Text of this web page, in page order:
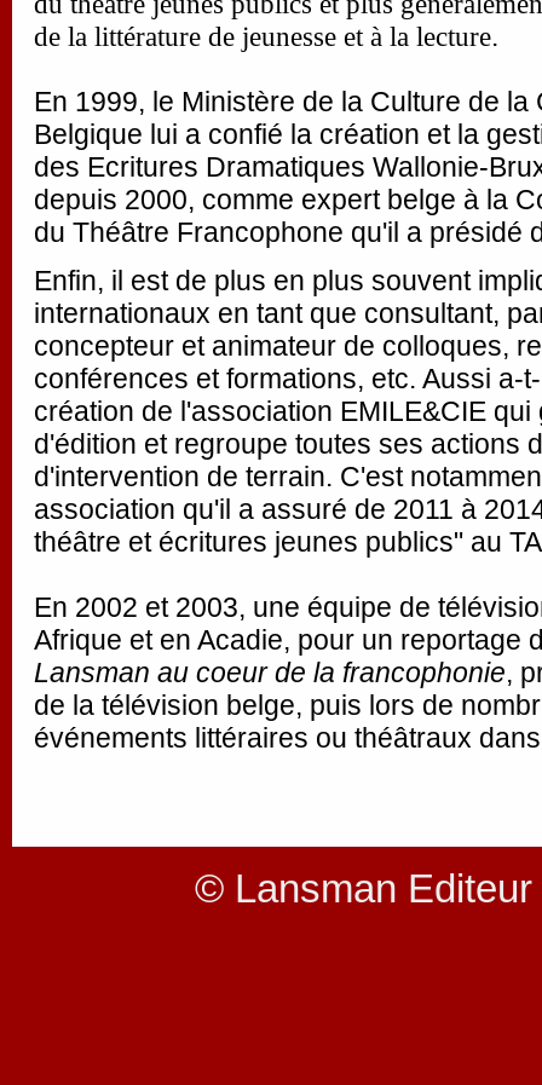
de la littérature de jeunesse et à la lecture.
En 1999, le Ministère de la Culture de
Belgique lui a confié la création et la
des Ecritures Dramatiques Wallonie-
depuis 2000, comme expert belge à la
du Théâtre Francophone qu'il a
Enfin, il est de plus en plus souvent
internationaux en tant que consultant,
concepteur et animateur de colloques,
conférences et formations, etc. Aussi a-
création de l'association EMILE&CIE
d'édition et regroupe toutes ses actions
d'intervention de terrain. C'est
association qu'il a assuré de 2011 à
théâtre et écritures jeunes publics" au
En 2002 et 2003, une équipe de
Afrique et en Acadie, pour un reportage
Lansman au coeur de la francophonie,
de la télévision belge, puis lors de
événements littéraires ou théâtraux
© Lansman